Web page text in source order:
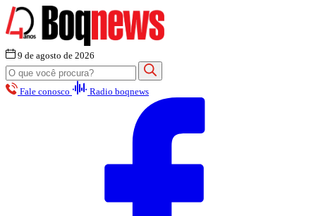
9 de agosto de 2026
Fale conosco Radio boqnews